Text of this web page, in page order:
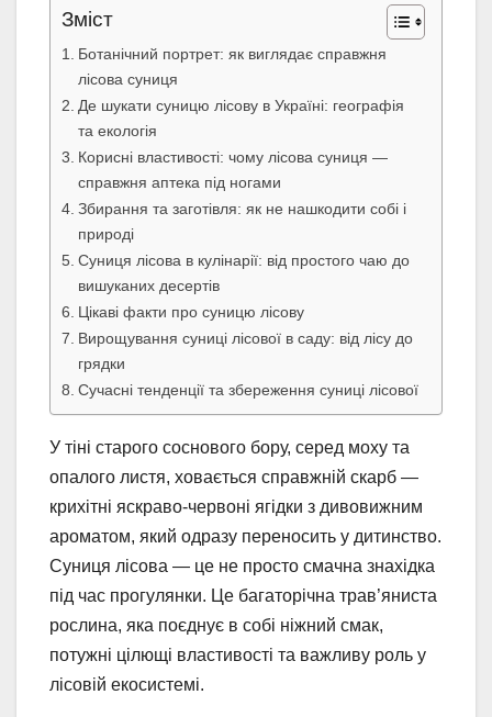
Зміст
Ботанічний портрет: як виглядає справжня
лісова суниця
Де шукати суницю лісову в Україні: географія
та екологія
Корисні властивості: чому лісова суниця —
справжня аптека під ногами
Збирання та заготівля: як не нашкодити собі і
природі
Суниця лісова в кулінарії: від простого чаю до
вишуканих десертів
Цікаві факти про суницю лісову
Вирощування суниці лісової в саду: від лісу до
грядки
Сучасні тенденції та збереження суниці лісової
У тіні старого соснового бору, серед моху та
опалого листя, ховається справжній скарб —
крихітні яскраво-червоні ягідки з дивовижним
ароматом, який одразу переносить у дитинство.
Суниця лісова — це не просто смачна знахідка
під час прогулянки. Це багаторічна трав’яниста
рослина, яка поєднує в собі ніжний смак,
потужні цілющі властивості та важливу роль у
лісовій екосистемі.